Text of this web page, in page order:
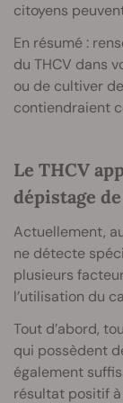
citoyens
En résumé :
du THCV dans
ou de cultiver
contiendraient
Le THCV
dépistage
Actuellement,
ne détecte
plusieurs
l’utilisation du
Tout d’abord,
qui possèdent
également
résultat positif